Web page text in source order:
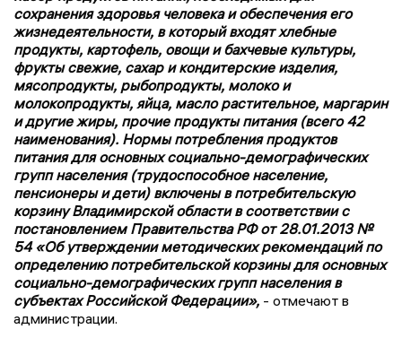
сохранения здоровья человека и обеспечения его
жизнедеятельности, в который входят хлебные
продукты, картофель, овощи и бахчевые культуры,
фрукты свежие, сахар и кондитерские изделия,
мясопродукты, рыбопродукты, молоко и
молокопродукты, яйца, масло растительное, маргарин
и другие жиры, прочие продукты питания (всего 42
наименования). Нормы потребления продуктов
питания для основных социально-демографических
групп населения (трудоспособное население,
пенсионеры и дети) включены в потребительскую
корзину Владимирской области в соответствии с
постановлением Правительства РФ от 28.01.2013 №
54 «Об утверждении методических рекомендаций по
определению потребительской корзины для основных
социально-демографических групп населения в
субъектах Российской Федерации», - отмечают в
администрации.